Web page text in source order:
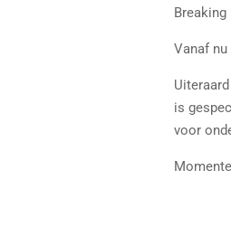
Breaking
Vanaf
is
voor